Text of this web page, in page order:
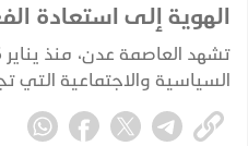
الهوية إلى استعادة
السياسية والاجتماعية التي
السياسي التقليدي، لتلامس
وتعيد طرح أسئلة مؤجلة